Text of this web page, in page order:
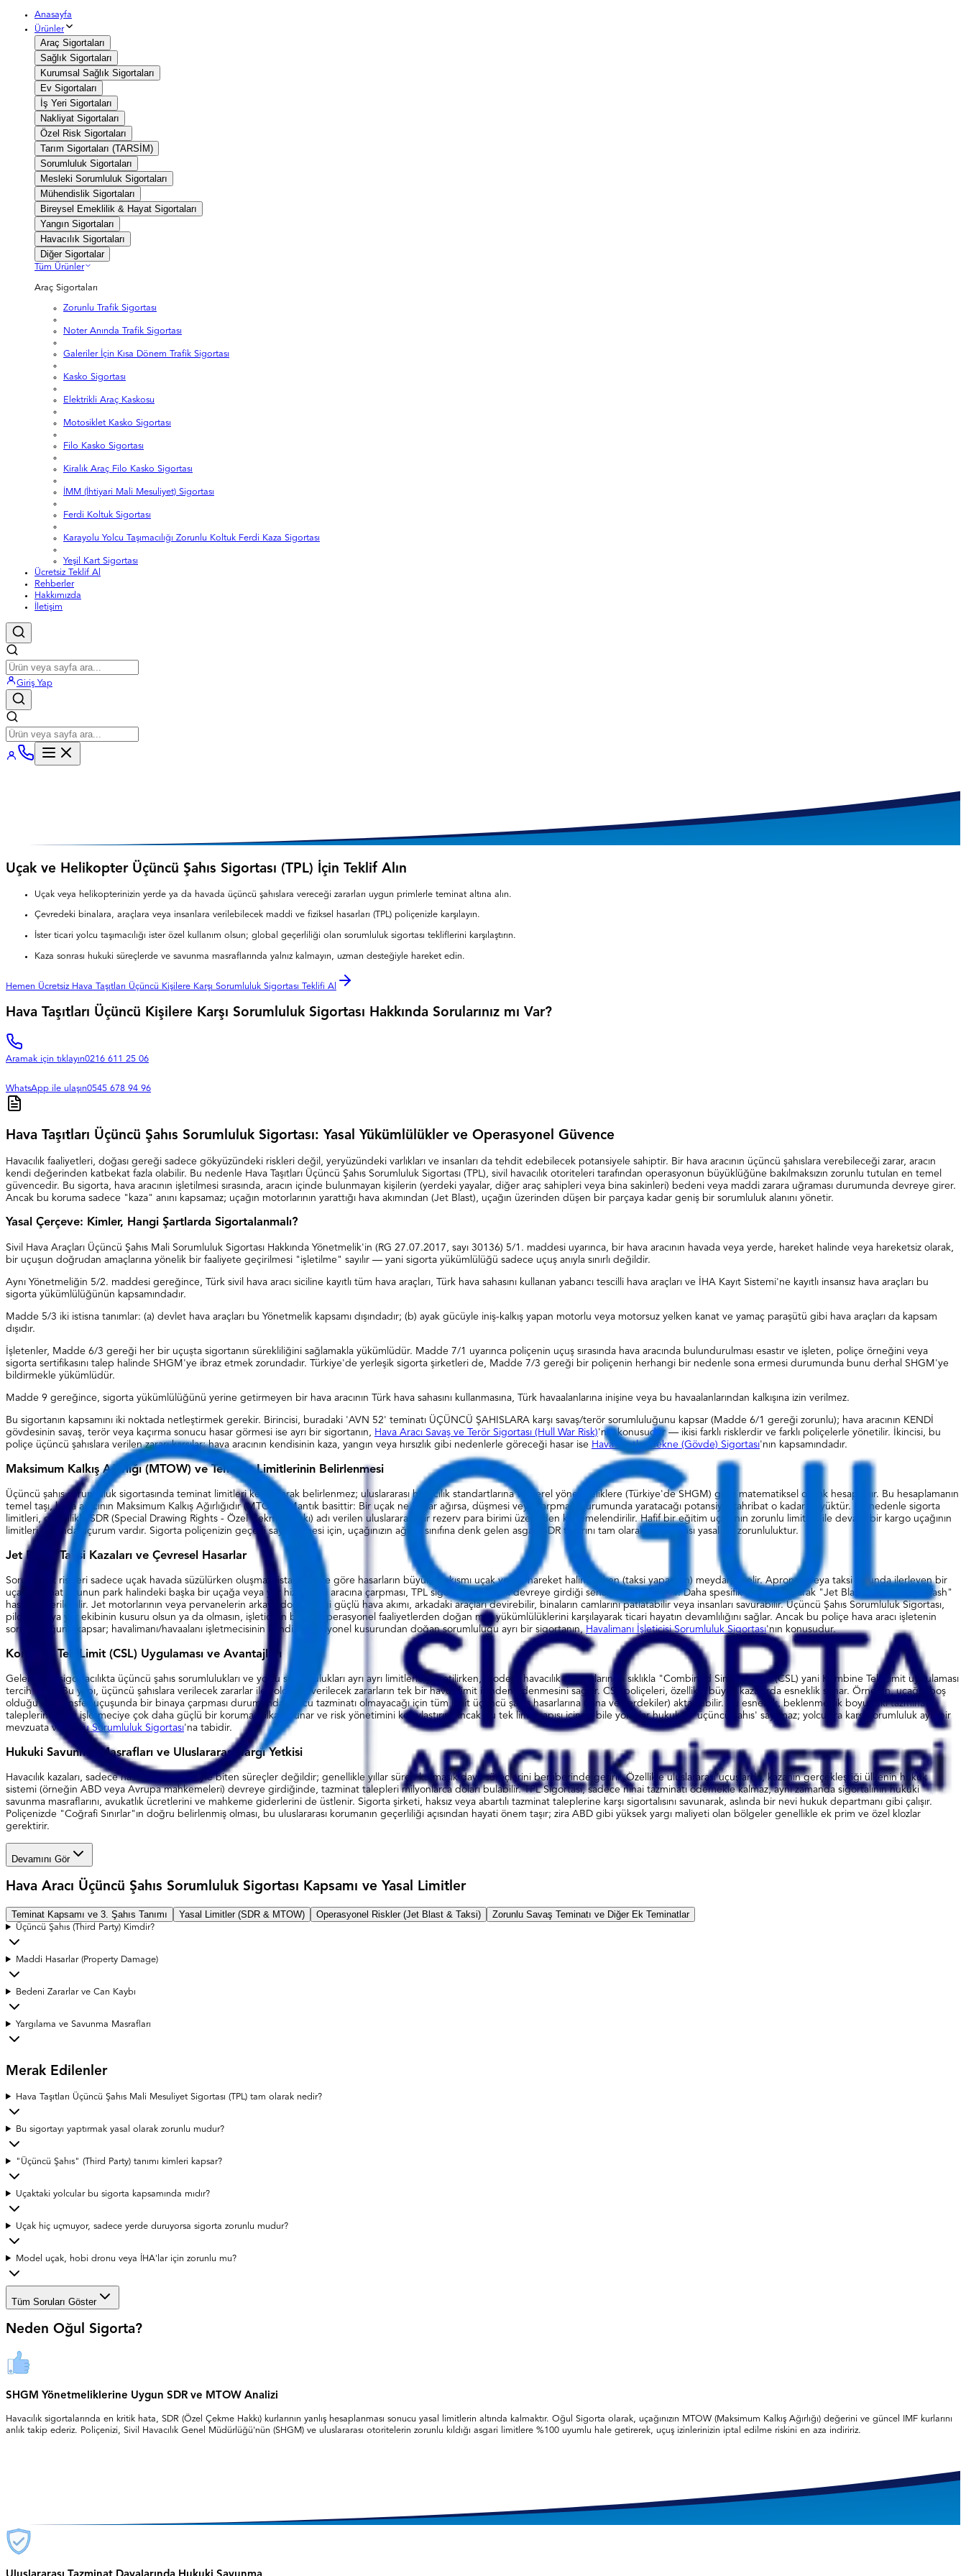
Anasayfa
Ürünler
Araç Sigortaları
Sağlık Sigortaları
Kurumsal Sağlık Sigortaları
Ev Sigortaları
İş Yeri Sigortaları
Nakliyat Sigortaları
Özel Risk Sigortaları
Tarım Sigortaları (TARSİM)
Sorumluluk Sigortaları
Mesleki Sorumluluk Sigortaları
Mühendislik Sigortaları
Bireysel Emeklilik & Hayat Sigortaları
Yangın Sigortaları
Havacılık Sigortaları
Diğer Sigortalar
Tüm Ürünler
Araç Sigortaları
Zorunlu Trafik Sigortası
Noter Anında Trafik Sigortası
Galeriler İçin Kısa Dönem Trafik Sigortası
Kasko Sigortası
Elektrikli Araç Kaskosu
Motosiklet Kasko Sigortası
Filo Kasko Sigortası
Kiralık Araç Filo Kasko Sigortası
İMM (İhtiyari Mali Mesuliyet) Sigortası
Ferdi Koltuk Sigortası
Karayolu Yolcu Taşımacılığı Zorunlu Koltuk Ferdi Kaza Sigortası
Yeşil Kart Sigortası
Ücretsiz Teklif Al
Rehberler
Hakkımızda
İletişim
Giriş Yap
Uçak ve Helikopter Üçüncü Şahıs Sigortası (TPL) İçin Teklif Alın
Uçak veya helikopterinizin yerde ya da havada üçüncü şahıslara vereceği zararları uygun primlerle teminat altına alın.
Çevredeki binalara, araçlara veya insanlara verilebilecek maddi ve fiziksel hasarları (TPL) poliçenizle karşılayın.
İster ticari yolcu taşımacılığı ister özel kullanım olsun; global geçerliliği olan sorumluluk sigortası tekliflerini karşılaştırın.
Kaza sonrası hukuki süreçlerde ve savunma masraflarında yalnız kalmayın, uzman desteğiyle hareket edin.
Hemen Ücretsiz Hava Taşıtları Üçüncü Kişilere Karşı Sorumluluk Sigortası Teklifi Al
Hava Taşıtları Üçüncü Kişilere Karşı Sorumluluk Sigortası Hakkında Sorularınız mı Var?
Aramak için tıklayın0216 611 25 06
WhatsApp ile ulaşın0545 678 94 96
Hava Taşıtları Üçüncü Şahıs Sorumluluk Sigortası: Yasal Yükümlülükler ve Operasyonel Güvence
Havacılık faaliyetleri, doğası gereği sadece gökyüzündeki riskleri değil, yeryüzündeki varlıkları ve insanları da tehdit edebilecek potansiyele sahiptir. Bir hava aracının üçüncü şahıslara verebileceği zarar, aracın
kendi değerinden katbekat fazla olabilir. Bu nedenle Hava Taşıtları Üçüncü Şahıs Sorumluluk Sigortası (TPL), sivil havacılık otoriteleri tarafından operasyonun büyüklüğüne bakılmaksızın zorunlu tutulan en temel
güvencedir. Bu sigorta, hava aracının işletilmesi sırasında, aracın içinde bulunmayan kişilerin (yerdeki yayalar, diğer araç sahipleri veya bina sakinleri) bedeni veya maddi zarara uğraması durumunda devreye girer.
Ancak bu koruma sadece "kaza" anını kapsamaz; uçağın motorlarının yarattığı hava akımından (Jet Blast), uçağın üzerinden düşen bir parçaya kadar geniş bir sorumluluk alanını yönetir.
Yasal Çerçeve: Kimler, Hangi Şartlarda Sigortalanmalı?
Sivil Hava Araçları Üçüncü Şahıs Mali Sorumluluk Sigortası Hakkında Yönetmelik'in (RG 27.07.2017, sayı 30136) 5/1. maddesi uyarınca, bir hava aracının havada veya yerde, hareket halinde veya hareketsiz olarak,
bir uçuşun doğrudan amaçlarına yönelik bir faaliyete geçirilmesi "işletilme" sayılır — yani sigorta yükümlülüğü sadece uçuş anıyla sınırlı değildir.
Aynı Yönetmeliğin 5/2. maddesi gereğince, Türk sivil hava aracı siciline kayıtlı tüm hava araçları, Türk hava sahasını kullanan yabancı tescilli hava araçları ve İHA Kayıt Sistemi'ne kayıtlı insansız hava araçları bu
sigorta yükümlülüğünün kapsamındadır.
Madde 5/3 iki istisna tanımlar: (a) devlet hava araçları bu Yönetmelik kapsamı dışındadır; (b) ayak gücüyle iniş-kalkış yapan motorlu veya motorsuz yelken kanat ve yamaç paraşütü gibi hava araçları da kapsam
dışıdır.
İşletenler, Madde 6/3 gereği her bir uçuşta sigortanın sürekliliğini sağlamakla yükümlüdür. Madde 7/1 uyarınca poliçenin uçuş sırasında hava aracında bulundurulması esastır ve işleten, poliçe örneğini veya
sigorta sertifikasını talep halinde SHGM'ye ibraz etmek zorundadır. Türkiye'de yerleşik sigorta şirketleri de, Madde 7/3 gereği bir poliçenin herhangi bir nedenle sona ermesi durumunda bunu derhal SHGM'ye
bildirmekle yükümlüdür.
Madde 9 gereğince, sigorta yükümlülüğünü yerine getirmeyen bir hava aracının Türk hava sahasını kullanmasına, Türk havaalanlarına inişine veya bu havaalanlarından kalkışına izin verilmez.
Bu sigortanın kapsamını iki noktada netleştirmek gerekir. Birincisi, buradaki 'AVN 52' teminatı ÜÇÜNCÜ ŞAHISLARA karşı savaş/terör sorumluluğunu kapsar (Madde 6/1 gereği zorunlu); hava aracının KENDİ
gövdesinin savaş, terör veya kaçırma sonucu hasar görmesi ise ayrı bir sigortanın, Hava Aracı Savaş ve Terör Sigortası (Hull War Risk)'nın konusudur — ikisi farklı risklerdir ve farklı poliçelerle yönetilir. İkincisi, bu
poliçe üçüncü şahıslara verilen zararı karşılar; hava aracının kendisinin kaza, yangın veya hırsızlık gibi nedenlerle göreceği hasar ise Hava Taşıtları Tekne (Gövde) Sigortası'nın kapsamındadır.
Maksimum Kalkış Ağırlığı (MTOW) ve Teminat Limitlerinin Belirlenmesi
Üçüncü şahıs sorumluluk sigortasında teminat limitleri keyfi olarak belirlenmez; uluslararası havacılık standartlarına ve yerel yönetmeliklere (Türkiye'de SHGM) göre matematiksel olarak hesaplanır. Bu hesaplamanın
temel taşı, hava aracının Maksimum Kalkış Ağırlığıdır (MTOW). Mantık basittir: Bir uçak ne kadar ağırsa, düşmesi veya çarpması durumunda yaratacağı potansiyel tahribat o kadar büyüktür. Bu nedenle sigorta
limitleri, genellikle SDR (Special Drawing Rights - Özel Çekme Hakkı) adı verilen uluslararası bir rezerv para birimi üzerinden kademelendirilir. Hafif bir eğitim uçağının zorunlu limitleri ile devasa bir kargo uçağının
limitleri arasında uçurum vardır. Sigorta poliçenizin geçerli sayılabilmesi için, uçağınızın ağırlık sınıfına denk gelen asgari SDR tutarını tam olarak karşılaması yasal bir zorunluluktur.
Jet Blast, Taksi Kazaları ve Çevresel Hasarlar
Sorumluluk riskleri sadece uçak havada süzülürken oluşmaz; istatistiklere göre hasarların büyük bir kısmı uçak yerde hareket halindeyken (taksi yaparken) meydana gelir. Apronda veya taksi yolunda ilerleyen bir
uçağın kanat ucunun park halindeki başka bir uçağa veya yer hizmetleri aracına çarpması, TPL sigortasının en sık devreye girdiği senaryolardan biridir. Daha spesifik bir örnek olarak "Jet Blast" veya "Prop Wash"
hasarları verilebilir. Jet motorlarının veya pervanelerin arkaya doğru ittiği güçlü hava akımı, arkadaki araçları devirebilir, binaların camlarını patlatabilir veya insanları savurabilir. Üçüncü Şahıs Sorumluluk Sigortası,
pilotun veya yer ekibinin kusuru olsun ya da olmasın, işleticinin bu tür operasyonel faaliyetlerden doğan mali yükümlülüklerini karşılayarak ticari hayatın devamlılığını sağlar. Ancak bu poliçe hava aracı işletenin
sorumluluğunu kapsar; havalimanı/havaalanı işletmecisinin kendi operasyonel kusurundan doğan sorumluluğu ayrı bir sigortanın, Havalimanı İşleticisi Sorumluluk Sigortası'nın konusudur.
Kombine Tek Limit (CSL) Uygulaması ve Avantajları
Geleneksel sigortacılıkta üçüncü şahıs sorumlulukları ve yolcu sorumlulukları ayrı ayrı limitlerle yönetilirken, modern havacılık sigortalarında sıklıkla "Combined Single Limit" (CSL) yani Kombine Tek Limit uygulaması
tercih edilir. Bu yapı, üçüncü şahıslara verilecek zararlar ile yolculara verilecek zararların tek bir havuz limit içinden ödenmesini sağlar. CSL poliçeleri, özellikle büyük kazalarda esneklik sunar. Örneğin, uçağın boş
olduğu bir transfer uçuşunda bir binaya çarpması durumunda, yolcu tazminatı olmayacağı için tüm limit üçüncü şahıs hasarlarına (bina ve yerdekiler) aktarılabilir. Bu esneklik, beklenmedik boyuttaki tazminat
taleplerine karşı işletmeciye çok daha güçlü bir koruma kalkanı sunar ve risk yönetimini kolaylaştırır. Ancak bu tek limit yapısı içinde bile yolcular hukuken 'üçüncü şahıs' sayılmaz; yolculara karşı sorumluluk ayrı bir
mevzuata ve
Yolcu Sorumluluk Sigortası'na tabidir.
Hukuki Savunma Masrafları ve Uluslararası Yargı Yetkisi
Havacılık kazaları, sadece hasarın ödenmesiyle biten süreçler değildir; genellikle yıllar süren karmaşık dava süreçlerini beraberinde getirir. Özellikle uluslararası uçuşlarda, kazanın gerçekleştiği ülkenin hukuk
sistemi (örneğin ABD veya Avrupa mahkemeleri) devreye girdiğinde, tazminat talepleri milyonlarca doları bulabilir. TPL Sigortası, sadece nihai tazminatı ödemekle kalmaz, aynı zamanda sigortalının hukuki
savunma masraflarını, avukatlık ücretlerini ve mahkeme giderlerini de üstlenir. Sigorta şirketi, haksız veya abartılı tazminat taleplerine karşı sigortalısını savunarak, aslında bir nevi hukuk departmanı gibi çalışır.
Poliçenizde "Coğrafi Sınırlar"ın doğru belirlenmiş olması, bu uluslararası korumanın geçerliliği açısından hayati önem taşır; zira ABD gibi yüksek yargı maliyeti olan bölgeler genellikle ek prim ve özel klozlar
gerektirir.
Devamını Gör
Hava Aracı Üçüncü Şahıs Sorumluluk Sigortası Kapsamı ve Yasal Limitler
Teminat Kapsamı ve 3. Şahıs Tanımı Yasal Limitler (SDR & MTOW) Operasyonel Riskler (Jet Blast & Taksi) Zorunlu Savaş Teminatı ve Diğer Ek Teminatlar
Üçüncü Şahıs (Third Party) Kimdir?
Maddi Hasarlar (Property Damage)
Bedeni Zararlar ve Can Kaybı
Yargılama ve Savunma Masrafları
Merak Edilenler
Hava Taşıtları Üçüncü Şahıs Mali Mesuliyet Sigortası (TPL) tam olarak nedir?
Bu sigortayı yaptırmak yasal olarak zorunlu mudur?
"Üçüncü Şahıs" (Third Party) tanımı kimleri kapsar?
Uçaktaki yolcular bu sigorta kapsamında mıdır?
Uçak hiç uçmuyor, sadece yerde duruyorsa sigorta zorunlu mudur?
Model uçak, hobi dronu veya İHA'lar için zorunlu mu?
Tüm Soruları Göster
Neden Oğul Sigorta?
SHGM Yönetmeliklerine Uygun SDR ve MTOW Analizi
Havacılık sigortalarında en kritik hata, SDR (Özel Çekme Hakkı) kurlarının yanlış hesaplanması sonucu yasal limitlerin altında kalmaktır. Oğul Sigorta olarak, uçağınızın MTOW (Maksimum Kalkış Ağırlığı) değerini ve güncel IMF kurlarını
anlık takip ederiz. Poliçenizi, Sivil Havacılık Genel Müdürlüğü'nün (SHGM) ve uluslararası otoritelerin zorunlu kıldığı asgari limitlere %100 uyumlu hale getirerek, uçuş izinlerinizin iptal edilme riskini en aza indiririz.